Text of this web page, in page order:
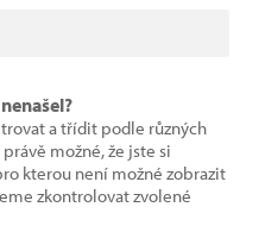
a třídit podle různých
možné, že jste si
kterou není možné zobrazit
zkontrolovat zvolené